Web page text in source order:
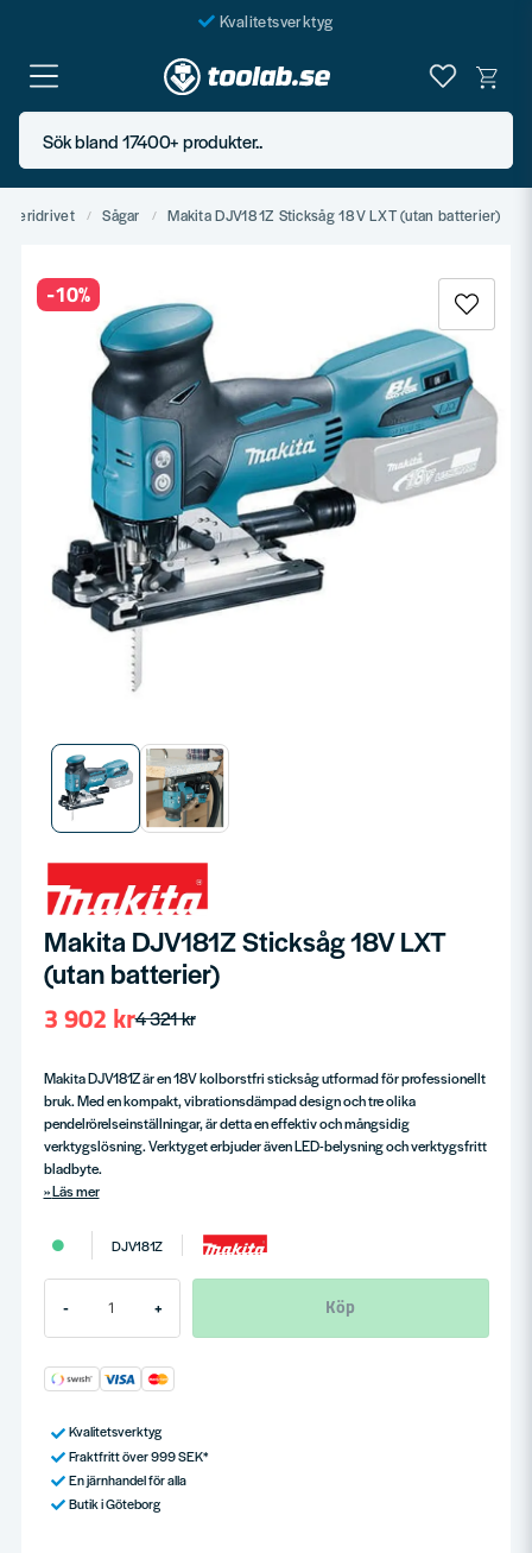
Kvalitetsverktyg
Fraktfritt över 999 SEK*
En järnhandel för alla
Butik i Göteborg
Sök bland 17400+ produkter..
Sågar Makita DJV181Z Sticksåg 18V LXT (utan batterier)
-10%
Makita DJV181Z Sticksåg 18V LXT
(utan batterier)
4 321 kr
3 902 kr
Makita DJV181Z är en 18V kolborstfri sticksåg utformad för professionellt
bruk. Med en kompakt, vibrationsdämpad design och tre olika
pendelrörelseinställningar, är detta en effektiv och mångsidig
verktygslösning. Verktyget erbjuder även LED-belysning och verktygsfritt
bladbyte.
Läs mer
DJV181Z
- + Köp
Kvalitetsverktyg
Fraktfritt över 999 SEK*
En järnhandel för alla
Butik i Göteborg